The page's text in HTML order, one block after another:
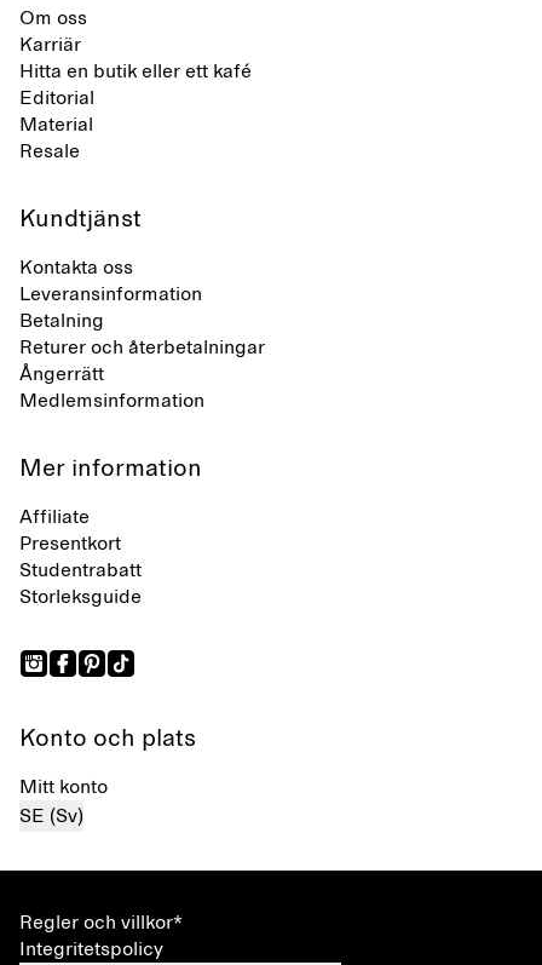
Om oss
Karriär
Hitta en butik eller ett kafé
Editorial
Material
Resale
Kundtjänst
Kontakta oss
Leveransinformation
Betalning
Returer och återbetalningar
Ångerrätt
Medlemsinformation
Mer information
Affiliate
Presentkort
Studentrabatt
Storleksguide
Konto och plats
Mitt konto
SE (Sv)
Regler och villkor*
Integritetspolicy